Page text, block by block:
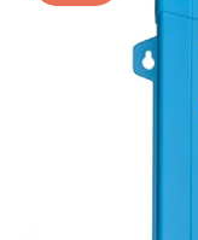
Cauta dupa marca